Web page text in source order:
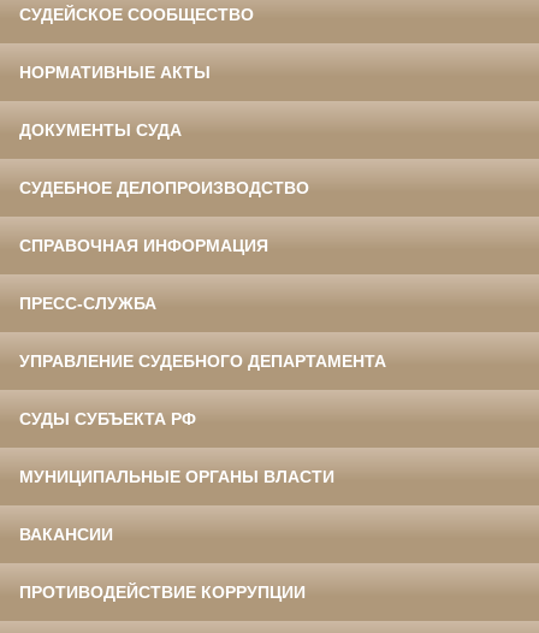
СУДЕЙСКОЕ СООБЩЕСТВО
НОРМАТИВНЫЕ АКТЫ
ДОКУМЕНТЫ СУДА
СУДЕБНОЕ ДЕЛОПРОИЗВОДСТВО
СПРАВОЧНАЯ ИНФОРМАЦИЯ
ПРЕСС-СЛУЖБА
УПРАВЛЕНИЕ СУДЕБНОГО ДЕПАРТАМЕНТА
СУДЫ СУБЪЕКТА РФ
МУНИЦИПАЛЬНЫЕ ОРГАНЫ ВЛАСТИ
ВАКАНСИИ
ПРОТИВОДЕЙСТВИЕ КОРРУПЦИИ